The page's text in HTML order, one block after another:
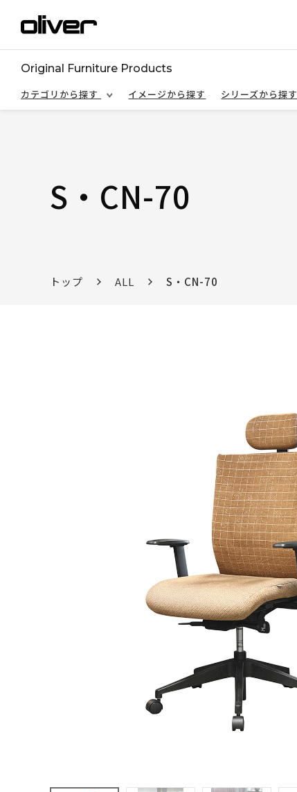
Original Furniture Products
カテゴリから探す
イメージから探す シリーズから探す
S・CN-70
トップ ALL S・CN-70